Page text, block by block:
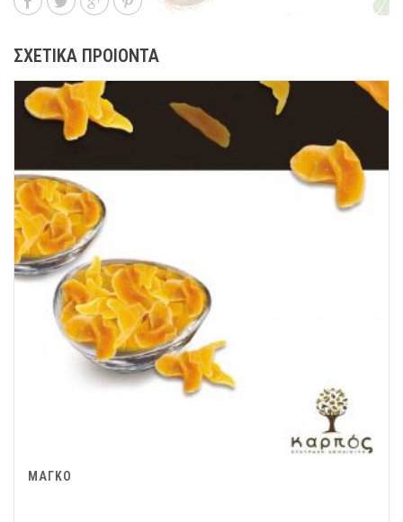
ΣΧΕΤΙΚΑ ΠΡΟΙΟΝΤΑ
ΜΑΓΚΟ